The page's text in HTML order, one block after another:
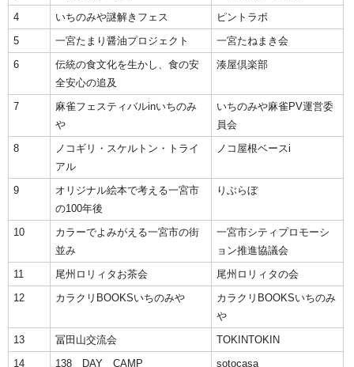
4
いちのみや謎解きフェス
ピントラボ
5
一宮たまり醤油プロジェクト
一宮たねまき会
6
伝統の食文化を生かし、食の安
全安心の追及
湊屋倶楽部
7
麻雀フェスティバルinいちのみ
や
いちのみや麻雀PV運営委
員会
8
ノコギリ・スケルトン・トライ
アル
ノコ屋根ベースi
9
オリジナル絵本で考える一宮市
の100年後
りぶらぼ
10
カラーでよみがえる一宮市の街
並み
一宮市シティプロモーシ
ョン推進協議会
11
尾州ロリィタお茶会
尾州ロリィタの会
12
カラクリBOOKSいちのみや
カラクリBOOKSいちのみ
や
13
冨田山交流会
TOKINTOKIN
14
138 DAY CAMP
sotocasa